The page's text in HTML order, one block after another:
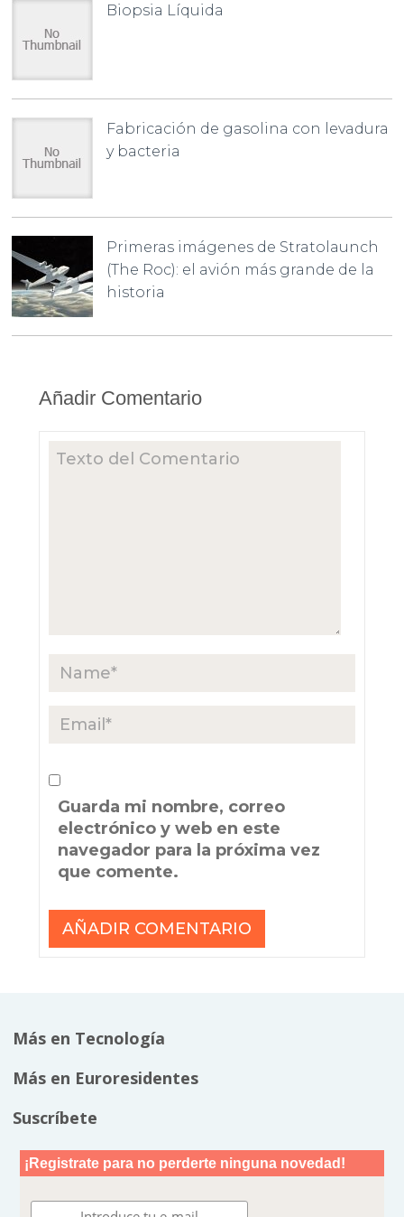
Biopsia Líquida
Fabricación de gasolina con levadura
y bacteria
Primeras imágenes de Stratolaunch
(The Roc): el avión más grande de la
historia
Añadir Comentario
Guarda mi nombre, correo
electrónico y web en este
navegador para la próxima vez
que comente.
Más en Tecnología
Más en Euroresidentes
Suscríbete